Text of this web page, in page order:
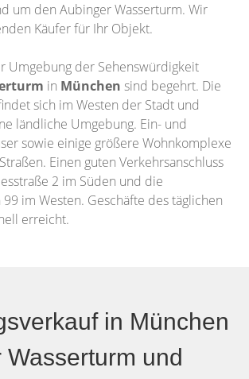
um den Aubinger Wasserturm. Wir
Käufer für Ihr Objekt.
Umgebung der Sehenswürdigkeit
in München sind begehrt. Die
sich im Westen der Stadt und
ländliche Umgebung. Ein- und
sowie einige größere Wohnkomplexe
Einen guten Verkehrsanschluss
2 im Süden und die
im Westen. Geschäfte des täglichen
erreicht.
in München
und